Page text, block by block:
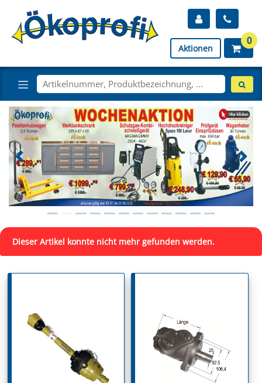
Aktionen
0
Dieser Artikel konnte nicht mehr gefunden werden.